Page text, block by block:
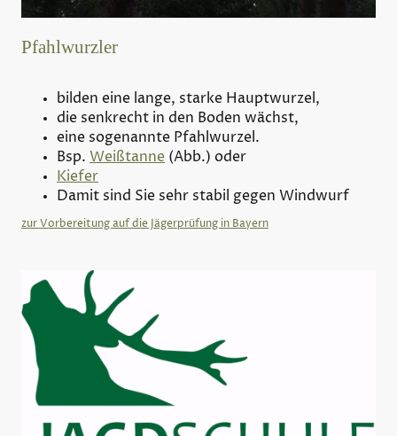
Pfahlwurzler
bilden eine lange, starke Hauptwurzel,
die senkrecht in den Boden wächst,
eine sogenannte Pfahlwurzel.
Bsp. Weißtanne (Abb.) oder
Kiefer
Damit sind Sie sehr stabil gegen Windwurf
zur Vorbereitung auf die Jägerprüfung in Bayern